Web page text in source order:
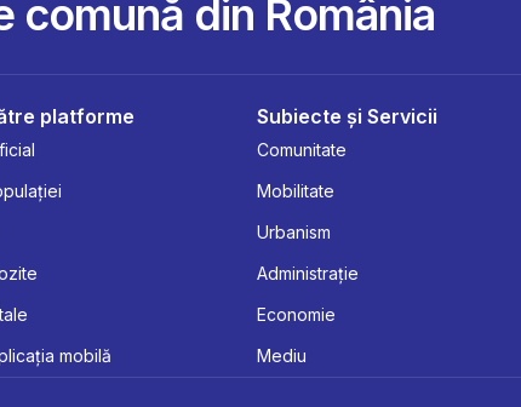
comună din România
platforme
mobilă
Subiecte și Servicii
Comunitate
Mobilitate
Urbanism
Administrație
Economie
Mediu